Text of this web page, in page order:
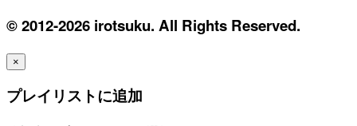
© 2012-2026 irotsuku. All Rights Reserved.
×
プレイリストに追加